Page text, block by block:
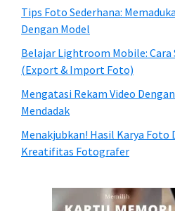
Tips Foto Sederhana:
Dengan Model
Belajar Lightroom Mobile: Cara
(Export & Import Foto)
Mengatasi Rekam Video
Mendadak
Menakjubkan! Hasil Karya Foto
Kreatifitas Fotografer